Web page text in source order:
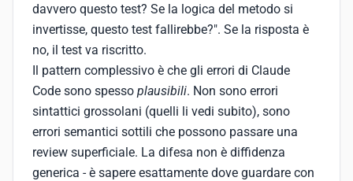
davvero questo test? Se la logica del metodo si
invertisse, questo test fallirebbe?". Se la risposta è
no, il test va riscritto.
Il pattern complessivo è che gli errori di Claude
Code sono spesso plausibili. Non sono errori
sintattici grossolani (quelli li vedi subito), sono
errori semantici sottili che possono passare una
review superficiale. La difesa non è diffidenza
generica - è sapere esattamente dove guardare con